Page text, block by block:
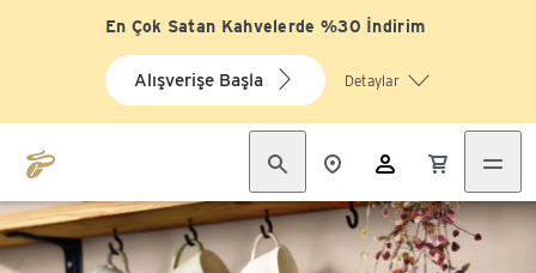
En Çok Satan Kahvelerde %30 İndirim
Alışverişe Başla Detaylar